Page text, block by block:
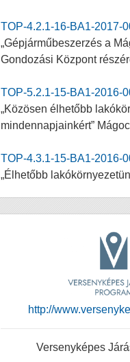
TOP-4.2.1-16-BA1-2017-
„Gépjárműbeszerzés a
Gondozási Központ
TOP-5.2.1-15-BA1-2016-
„Közösen élhetőbb
mindennapjainkért”
TOP-4.3.1-15-BA1-2016-
„Élhetőbb
http://
Versenyképes